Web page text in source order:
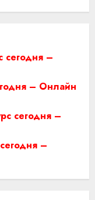
сегодня –
– Онлайн
сегодня –
–